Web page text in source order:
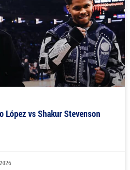
López vs Shakur Stevenson